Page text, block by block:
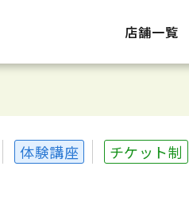
店舗一覧
体験講座 チケット制